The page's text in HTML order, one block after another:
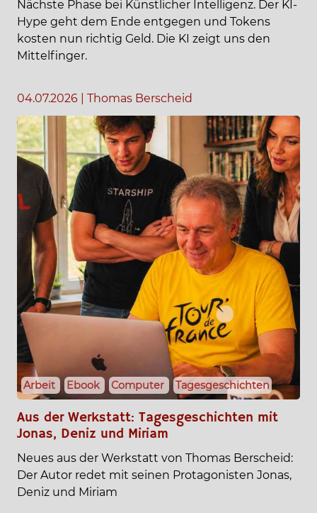
Nächste Phase bei Künstlicher Intelligenz. Der KI-
Hype geht dem Ende entgegen und Tokens
kosten nun richtig Geld. Die KI zeigt uns den
Mittelfinger.
04.07.2026 Thomas Berscheid
Arbeit Ebook Computer Tagesgeschichten
Aus der Werkstatt: Tagesgeschichten mit
Jonas, Deniz und Miriam
Neues aus der Werkstatt von Thomas Berscheid:
Der Autor redet mit seinen Protagonisten Jonas,
Deniz und Miriam